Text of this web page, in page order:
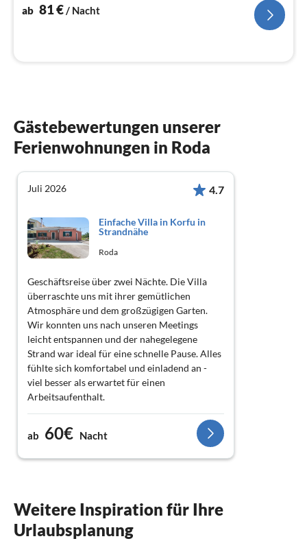
ab 81€/ Nacht
Gästebewertungen unserer
Ferienwohnungen in Roda
Juli 2026 4.7
Einfache Villa in Korfu in
Strandnähe
Roda
Geschäftsreise über zwei Nächte. Die Villa
überraschte uns mit ihrer gemütlichen
Atmosphäre und dem großzügigen Garten.
Wir konnten uns nach unseren Meetings
leicht entspannen und der nahegelegene
Strand war ideal für eine schnelle Pause. Alles
fühlte sich komfortabel und einladend an -
viel besser als erwartet für einen
Arbeitsaufenthalt.
ab 60€ Nacht
Weitere Inspiration für Ihre
Urlaubsplanung